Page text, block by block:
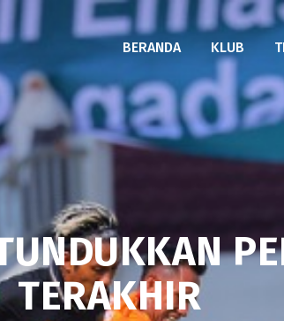
BERANDA KLUB
TERAKHIR